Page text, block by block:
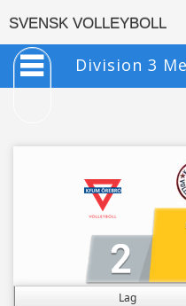
SVENSK VOLLEYBOLL
Division 3
Lag